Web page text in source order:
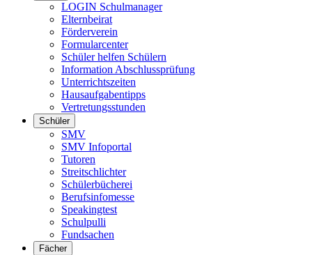
LOGIN Schulmanager
Elternbeirat
Förderverein
Formularcenter
Schüler helfen Schülern
Information Abschlussprüfung
Unterrichtszeiten
Hausaufgabentipps
Vertretungsstunden
Schüler
SMV
SMV Infoportal
Tutoren
Streitschlichter
Schülerbücherei
Berufsinfomesse
Speakingtest
Schulpulli
Fundsachen
Fächer